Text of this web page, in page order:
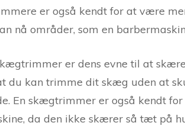
er også kendt for at være
nå områder, som en
er dens evne til at
du kan trimme dit skæg uden at
En skægtrimmer er også kendt
da den ikke skærer så tæt på